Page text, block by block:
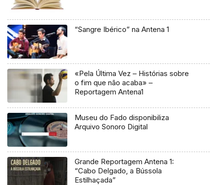
“Sangre Ibérico” na Antena 1
«Pela Última Vez – Histórias sobre
o fim que não acaba» –
Reportagem Antena1
Museu do Fado disponibiliza
Arquivo Sonoro Digital
Grande Reportagem Antena 1:
“Cabo Delgado, a Bússola
Estilhaçada”